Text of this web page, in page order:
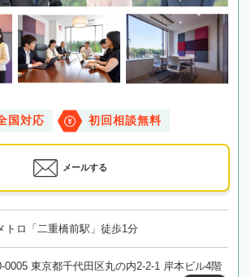
国対応 初回相談無料
メールする
トロ「二重橋前駅」徒歩1分
0005 東京都千代田区丸の内2-2-1 岸本ビル4階